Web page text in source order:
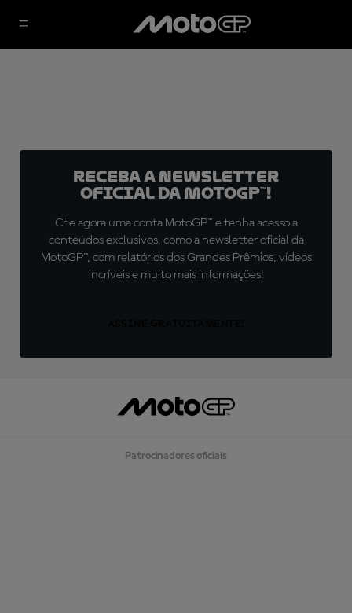
Receba a newsletter
oficial da MotoGP™!
Crie agora uma conta MotoGP™ e tenha acesso a
conteúdos exclusivos, como a newsletter oficial da
MotoGP™, com relatórios dos Grandes Prêmios, vídeos
incríveis e muito mais informações!
Patrocinadores oficiais